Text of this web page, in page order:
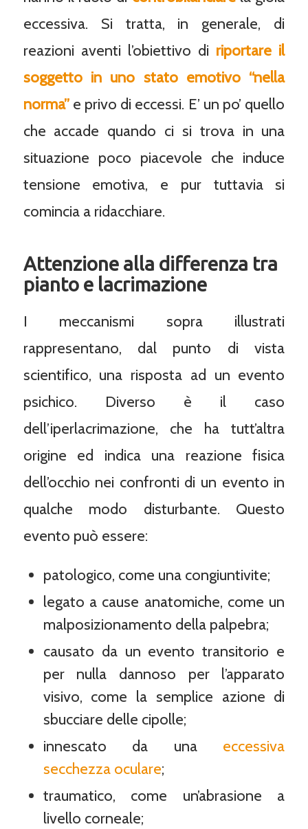
eccessiva. Si tratta, in generale, di
reazioni aventi l’obiettivo di riportare il
soggetto in uno stato emotivo “nella
norma”e privo di eccessi. E’ un po’ quello
che accade quando ci si trova in una
situazione poco piacevole che induce
tensione emotiva, e pur tuttavia si
comincia a ridacchiare.
Attenzione alla differenza tra
pianto e lacrimazione
I meccanismi sopra illustrati
rappresentano, dal punto di vista
scientifico, una risposta ad un evento
psichico. Diverso è il caso
dell’iperlacrimazione, che ha tutt’altra
origine ed indica una reazione fisica
dell’occhio nei confronti di un evento in
qualche modo disturbante. Questo
evento può essere:
patologico, come una congiuntivite;
legato a cause anatomiche, come un
malposizionamento della palpebra;
causato da un evento transitorio e
per nulla dannoso per l’apparato
visivo, come la semplice azione di
sbucciare delle cipolle;
innescato da una eccessiva
secchezza oculare;
traumatico, come un’abrasione a
livello corneale;